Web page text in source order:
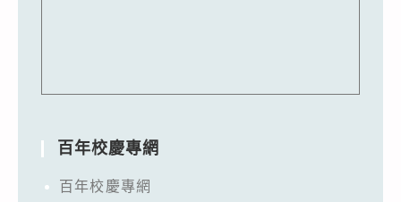
百年校慶專網
百年校慶專網